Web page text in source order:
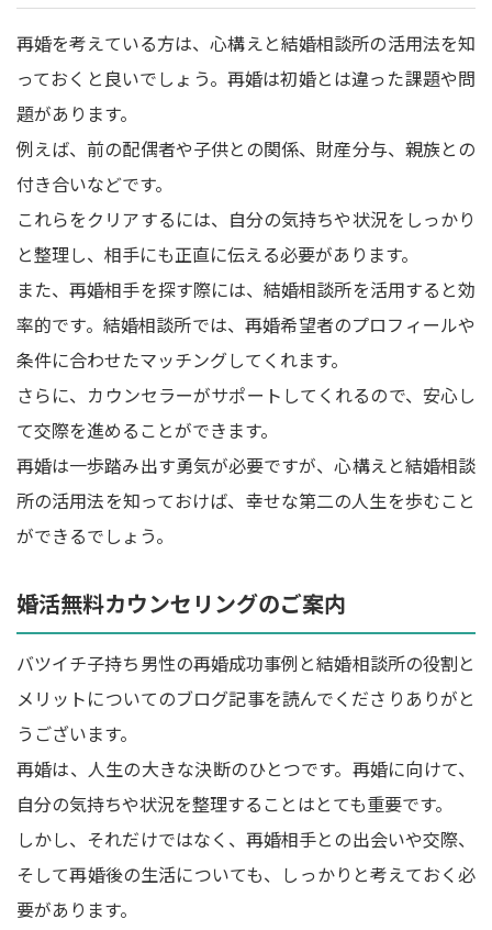
再婚を考えている方は、心構えと結婚相談所の活用法を知
っておくと良いでしょう。再婚は初婚とは違った課題や問
題があります。
例えば、前の配偶者や子供との関係、財産分与、親族との
付き合いなどです。
これらをクリアするには、自分の気持ちや状況をしっかり
と整理し、相手にも正直に伝える必要があります。
また、再婚相手を探す際には、結婚相談所を活用すると効
率的です。結婚相談所では、再婚希望者のプロフィールや
条件に合わせたマッチングしてくれます。
さらに、カウンセラーがサポートしてくれるので、安心し
て交際を進めることができます。
再婚は一歩踏み出す勇気が必要ですが、心構えと結婚相談
所の活用法を知っておけば、幸せな第二の人生を歩むこと
ができるでしょう。
婚活無料カウンセリングのご案内
バツイチ子持ち男性の再婚成功事例と結婚相談所の役割と
メリットについてのブログ記事を読んでくださりありがと
うございます。
再婚は、人生の大きな決断のひとつです。再婚に向けて、
自分の気持ちや状況を整理することはとても重要です。
しかし、それだけではなく、再婚相手との出会いや交際、
そして再婚後の生活についても、しっかりと考えておく必
要があります。